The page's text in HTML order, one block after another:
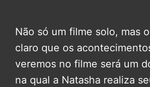
Não só um filme solo, mas
claro que os
veremos no filme será um
na qual a Natasha realiza